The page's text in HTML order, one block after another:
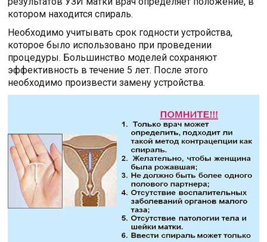
котором находится спираль.
Необходимо учитывать срок годности устройства,
которое было использовано при проведении
процедуры. Большинство моделей сохраняют
эффективность в течение 5 лет. После этого
необходимо произвести замену устройства.